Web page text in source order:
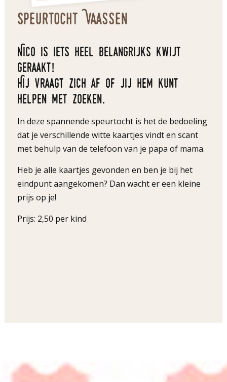
Speurtocht Vaassen
Nico is iets heel belangrijks kwijt
geraakt!
Hij vraagt zich af of jij hem kunt
helpen met zoeken.
In deze spannende speurtocht is het de bedoeling
dat je verschillende witte kaartjes vindt en scant
met behulp van de telefoon van je papa of mama.
Heb je alle kaartjes gevonden en ben je bij het
eindpunt aangekomen? Dan wacht er een kleine
prijs op je!
Prijs: 2,50 per kind